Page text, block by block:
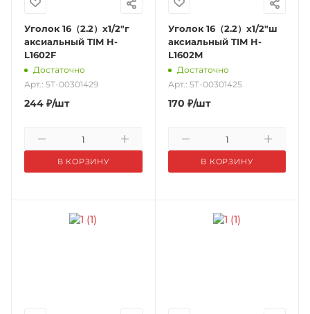
Уголок 16（2.2）х1/2"г
аксиальный TIM H-
L1602F
Достаточно
Арт.: 5Т-00301429
244 ₽/шт
В КОРЗИНУ
Уголок 16（2.2）х1/2"ш
аксиальный TIM H-
L1602M
Достаточно
Арт.: 5Т-00301425
170 ₽/шт
В КОРЗИНУ